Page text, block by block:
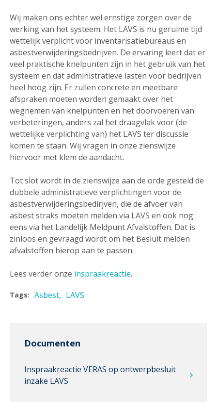
Wij maken ons echter wel ernstige zorgen over de
werking van het systeem. Het LAVS is nu geruime tijd
wettelijk verplicht voor inventarisatiebureaus en
asbestverwijderingsbedrijven. De ervaring leert dat er
veel praktische knelpunten zijn in het gebruik van het
systeem en dat administratieve lasten voor bedrijven
heel hoog zijn. Er zullen concrete en meetbare
afspraken moeten worden gemaakt over het
wegnemen van knelpunten en het doorvoeren van
verbeteringen, anders zal het draagvlak voor (de
wettelijke verplichting van) het LAVS ter discussie
komen te staan. Wij vragen in onze zienswijze
hiervoor met klem de aandacht.
Tot slot wordt in de zienswijze aan de orde gesteld de
dubbele administratieve verplichtingen voor de
asbestverwijderingsbedirjven, die de afvoer van
asbest straks moeten melden via LAVS en ook nog
eens via het Landelijk Meldpunt Afvalstoffen. Dat is
zinloos en gevraagd wordt om het Besluit melden
afvalstoffen hierop aan te passen.
Lees verder onze inspraakreactie.
Tags: Asbest LAVS
Documenten
Inspraakreactie VERAS op ontwerpbesluit
inzake LAVS